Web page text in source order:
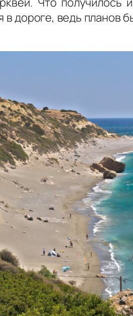
дороге, ведь планов